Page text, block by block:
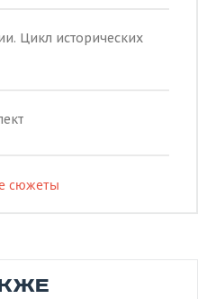
Цикл исторических
сюжеты